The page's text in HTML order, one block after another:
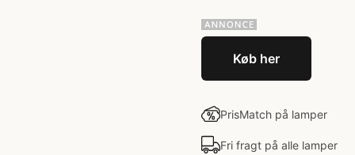
Køb her
PrisMatch på lamper
Fri fragt på alle lamper